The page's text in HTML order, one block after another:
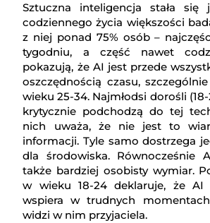
Sztuczna inteligencja stała się
codziennego życia większości
z niej ponad 75% osób –
tygodniu, a część nawet
pokazują, że AI jest przede
oszczędnością czasu,
wieku 25-34. Najmłodsi dorośli
krytycznie podchodzą do tej
nich uważa, że nie jest to
informacji. Tyle samo dostrzega
dla środowiska. Równocześnie
także bardziej osobisty wymiar.
w wieku 18-24 deklaruje, że
wspiera w trudnych
widzi w nim przyjaciela.